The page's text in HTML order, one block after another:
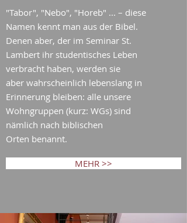
"Tabor", "Nebo", "Horeb" ... – diese
Namen kennt man aus der Bibel.
Denen aber, der im Seminar St.
Lambert ihr studentisches Leben
verbracht haben, werden sie
aber wahrscheinlich lebenslang in
Erinnerung bleiben: alle unsere
Wohngruppen (kurz: WGs) sind
nämlich nach biblischen
Orten benannt.
MEHR >>